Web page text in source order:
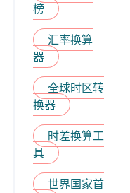
榜
汇率换算
器
全球时区转
换器
时差换算工
具
世界国家首